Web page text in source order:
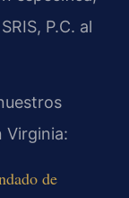
P.C. al
Virginia:
de